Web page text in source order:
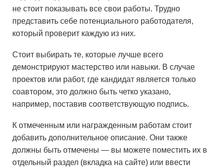
не стоит показывать все свои работы. Трудно
представить себе потенциального работодателя,
который проверит каждую из них.
Стоит выбирать те, которые лучше всего
демонстрируют мастерство или навыки. В случае
проектов или работ, где кандидат является только
соавтором, это должно быть четко указано,
например, поставив соответствующую подпись.
К отмеченным или награжденным работам стоит
добавить дополнительное описание. Они также
должны быть отмечены — вы можете поместить их в
отдельный раздел (вкладка на сайте) или ввести